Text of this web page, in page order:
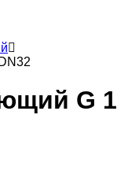
G 1